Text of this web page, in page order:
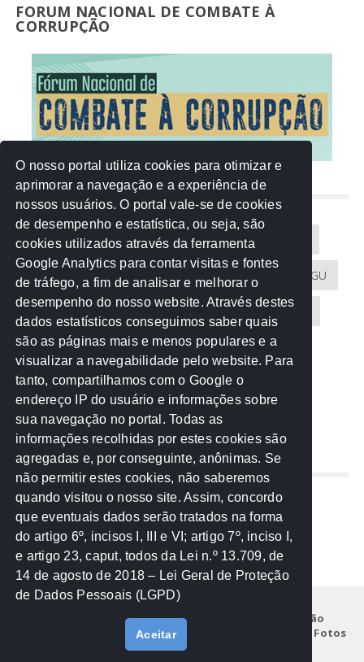
FORUM NACIONAL DE COMBATE À
CORRUPÇÃO
NUVEM DE TAGS
Acontece na Rede AGU AMM
Atricon Audicom CAU-MT CGU
CREA-MT Eventos MPC-MT MPE-MT
MPF Notícias PF PGE-MT PGR
Receita Federal Sem categoria
TCE-MT TCU TRE
REDE NOS ESTADOS
Mato Grosso do Sul
Paraná
Nacional
Institucional
Legislação
Notícias
Galeria de Fotos
Fale Conosco
O nosso portal utiliza cookies para otimizar e
aprimorar a navegação e a experiência de
nossos usuários. O portal vale-se de cookies
de desempenho e estatística, ou seja, são
cookies utilizados através da ferramenta
Google Analytics para contar visitas e fontes
de tráfego, a fim de analisar e melhorar o
desempenho do nosso website. Através destes
dados estatísticos conseguimos saber quais
são as páginas mais e menos populares e a
visualizar a navegabilidade pelo website. Para
tanto, compartilhamos com o Google o
endereço IP do usuário e informações sobre
sua navegação no portal. Todas as
informações recolhidas por estes cookies são
agregadas e, por conseguinte, anônimas. Se
não permitir estes cookies, não saberemos
quando visitou o nosso site. Assim, concordo
que eventuais dados serão tratados na forma
do artigo 6º, incisos I, III e VI; artigo 7º, inciso I,
e artigo 23, caput, todos da Lei n.º 13.709, de
14 de agosto de 2018 – Lei Geral de Proteção
de Dados Pessoais (LGPD)
Aceitar